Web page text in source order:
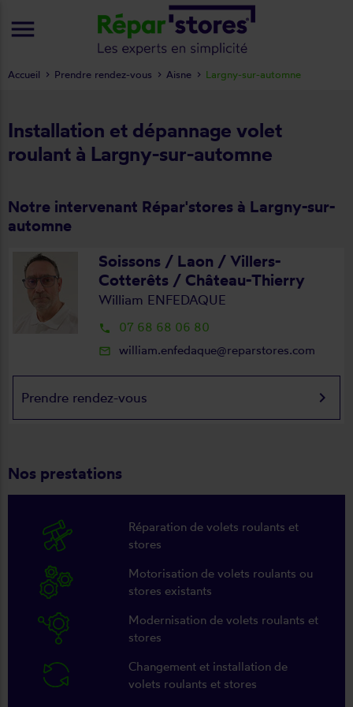
Installation et dépannage volet
roulant à Largny-sur-automne
Notre intervenant Répar'stores à Largny-sur-
automne
Soissons / Laon / Villers-
Cotterêts / Château-Thierry
William ENFEDAQUE
local_phone 07 68 68 06 80
mail_outline william.enfedaque@reparstores.com
Prendre rendez-vous keyboard_arrow_right
Nos prestations
Réparation de volets roulants et
stores
Motorisation de volets roulants ou
stores existants
Modernisation de volets roulants et
stores
Changement et installation de
volets roulants et stores
Accueil Prendre rendez-vous Aisne Largny-sur-automne
menu